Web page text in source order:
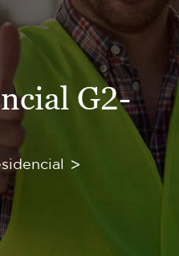
G2-